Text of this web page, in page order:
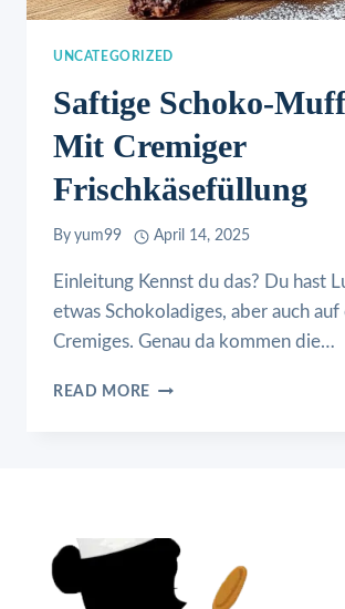
UNCATEGORIZED
Saftige Schoko-
Mit Cremiger
Frischkäsefüllung
By yum99 April 14, 2025
Einleitung Kennst du das? Du hast
etwas Schokoladiges, aber auch auf
Cremiges. Genau da kommen die…
READ MORE SAFTIGE